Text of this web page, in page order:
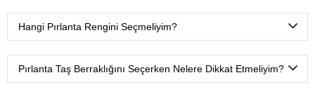
Hangi Pırlanta Rengini Seçmeliyim?
D color(Çok nadir bulunan ekstra beyaz),E color(Nadir
bulunan ekstra beyaz),F color(Ekstra beyaz),G color
(Beyaz Plus),H color(Beyaz),I color(Çok hafif renkli
Pırlanta Taş Berraklığını Seçerken Nelere Dikkat Etmeliyim?